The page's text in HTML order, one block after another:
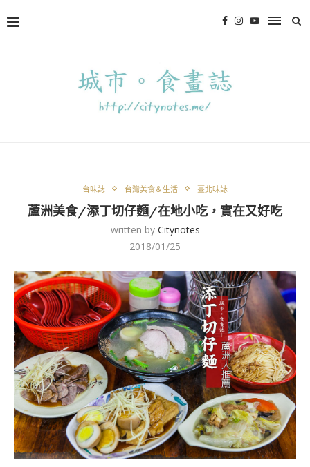
台味誌 台灣美食＆生活 臺北味誌
蘆洲美食/添丁切仔麵/在地小吃，實在又好吃
written by Citynotes
2018/01/25